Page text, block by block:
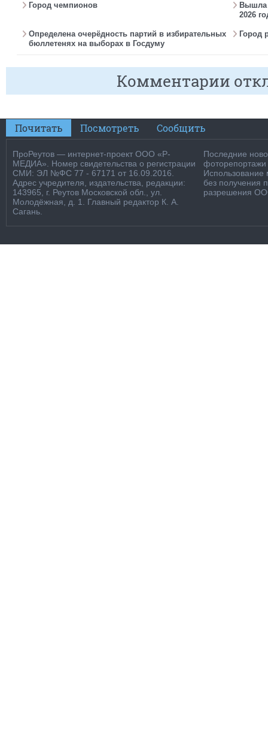
Город чемпионов
Вышла
2026
Определена очерёдность партий в избирательных
бюллетенях на выборах в Госдуму
Город
Комментарии
Почитать Посмотреть Сообщить
ПроРеутов — интернет-проект ООО «Р-
МЕДИА». Номер свидетельства о регистрации
СМИ: ЭЛ №ФС 77 - 67171 от 16.09.2016.
Адрес учредителя, издательства, редакции:
143965, г. Реутов Московской обл., ул.
Молодёжная, д. 1. Главный редактор К. А.
Сагань.
Последние
фоторепортажи
Использование
без получения
разрешения